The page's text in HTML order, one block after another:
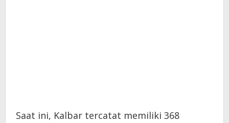
Saat ini, Kalbar tercatat memiliki 368